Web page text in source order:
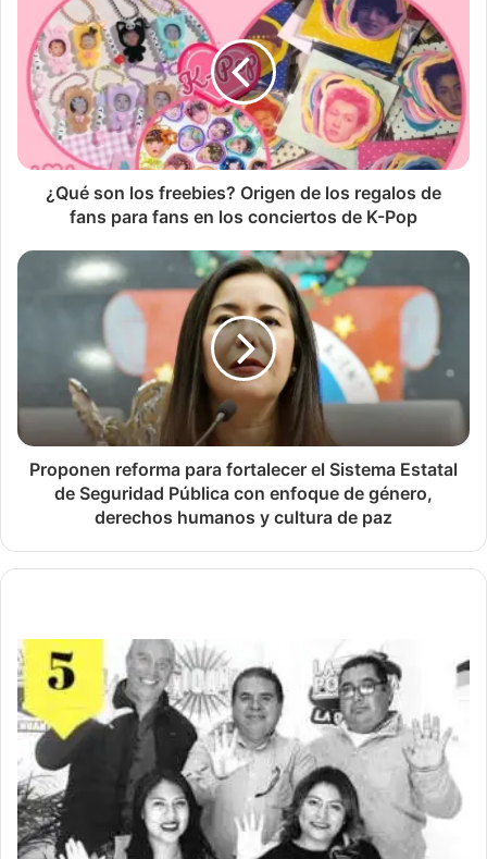
¿Qué son los freebies? Origen de los regalos de
fans para fans en los conciertos de K-Pop
Proponen reforma para fortalecer el Sistema Estatal
de Seguridad Pública con enfoque de género,
derechos humanos y cultura de paz